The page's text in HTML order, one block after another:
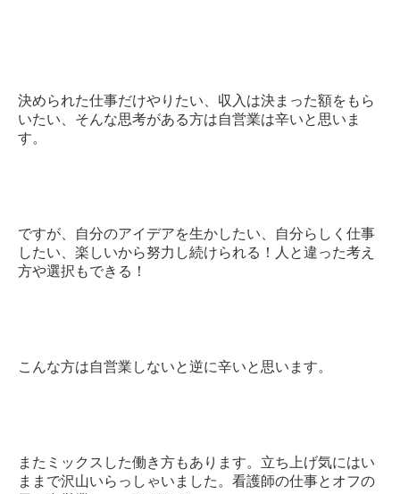
決められた仕事だけやりたい、収入は決まった額をもら
いたい、そんな思考がある方は自営業は辛いと思いま
す。
ですが、自分のアイデアを生かしたい、自分らしく仕事
したい、楽しいから努力し続けられる！人と違った考え
方や選択もできる！
こんな方は自営業しないと逆に辛いと思います。
またミックスした働き方もあります。立ち上げ気にはい
ままで沢山いらっしゃいました。看護師の仕事とオフの